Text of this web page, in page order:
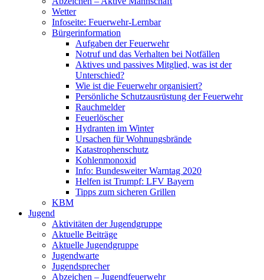
Wetter
Infoseite: Feuerwehr-Lernbar
Bürgerinformation
Aufgaben der Feuerwehr
Notruf und das Verhalten bei Notfällen
Aktives und passives Mitglied, was ist der
Unterschied?
Wie ist die Feuerwehr organisiert?
Persönliche Schutzausrüstung der Feuerwehr
Rauchmelder
Feuerlöscher
Hydranten im Winter
Ursachen für Wohnungsbrände
Katastrophenschutz
Kohlenmonoxid
Info: Bundesweiter Warntag 2020
Helfen ist Trumpf: LFV Bayern
Tipps zum sicheren Grillen
KBM
Jugend
Aktivitäten der Jugendgruppe
Aktuelle Beiträge
Aktuelle Jugendgruppe
Jugendwarte
Jugendsprecher
Abzeichen – Jugendfeuerwehr